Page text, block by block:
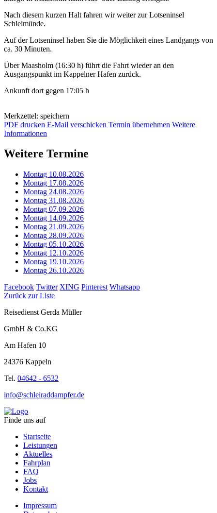
Nach diesem kurzen Halt fahren wir weiter zur Lotseninsel
Schleimünde.
Auf der Lotseninsel haben Sie die Möglichkeit eines Landgangs von
ca. 30 Minuten.
Über Maasholm (16:30 h) führt die Fahrt wieder an den
Ausgangspunkt im Kappelner Hafen zurück.
Ankunft dort gegen 17:05 h
Merkzettel: speichern
PDF drucken E-Mail verschicken Termin übernehmen Weitere
Informationen
Weitere Termine
Montag 10.08.2026
Montag 17.08.2026
Montag 24.08.2026
Montag 31.08.2026
Montag 07.09.2026
Montag 14.09.2026
Montag 21.09.2026
Montag 28.09.2026
Montag 05.10.2026
Montag 12.10.2026
Montag 19.10.2026
Montag 26.10.2026
Facebook Twitter XING Pinterest Whatsapp
Zurück zur Liste
Reisedienst Gerda Müller
GmbH & Co.KG
Am Hafen 10
24376 Kappeln
Tel. 04642 - 6532
info@schleiraddampfer.de
Finde uns auf
Startseite
Leistungen
Aktuelles
Fahrplan
FAQ
Jobs
Kontakt
Impressum